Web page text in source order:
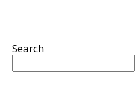
Search